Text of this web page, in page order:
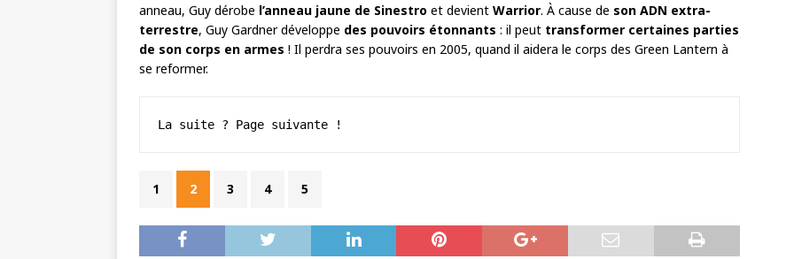
anneau, Guy dérobe l’anneau jaune de Sinestro et devient Warrior. À cause de son ADN extra-
terrestre, Guy Gardner développe des pouvoirs étonnants : il peut transformer certaines parties
de son corps en armes ! Il perdra ses pouvoirs en 2005, quand il aidera le corps des Green Lantern à
se reformer.
La suite ? Page suivante !
1 2 3 4 5